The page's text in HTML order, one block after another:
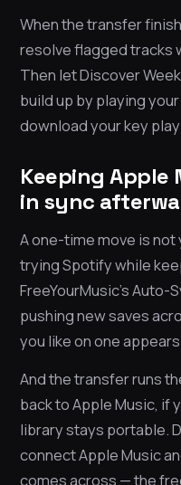
When the transfer
resolve flagged tracks
Then let Discover
build up by playing
download your key
Keeping Apple
in sync
A one-time move is
trying Spotify while
FreeYourMusic’s
pushing new saves
you like on one
And the transfer runs
back to Apple Music, if
library stays portable.
connect Apple Music
comes across — the